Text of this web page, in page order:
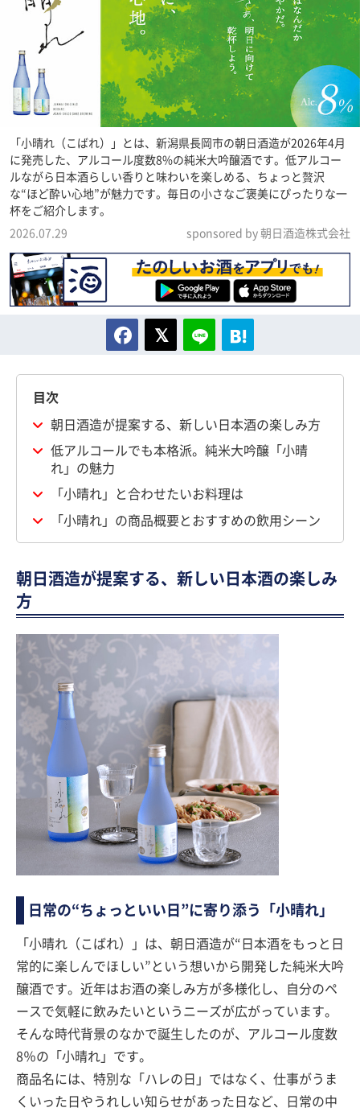
「小晴れ（こばれ）」とは、新潟県長岡市の朝日酒造が2026年4月
に発売した、アルコール度数8%の純米大吟醸酒です。低アルコー
ルながら日本酒らしい香りと味わいを楽しめる、ちょっと贅沢
な“ほど酔い心地”が魅力です。毎日の小さなご褒美にぴったりな一
杯をご紹介します。
2026.07.29
sponsored by 朝日酒造株式会社
目次
朝日酒造が提案する、新しい日本酒の楽しみ方
低アルコールでも本格派。純米大吟醸「小晴
れ」の魅力
「小晴れ」と合わせたいお料理は
「小晴れ」の商品概要とおすすめの飲用シーン
朝日酒造が提案する、新しい日本酒の楽しみ
方
日常の“ちょっといい日”に寄り添う「小晴れ」
「小晴れ（こばれ）」は、朝日酒造が“日本酒をもっと日
常的に楽しんでほしい”という想いから開発した純米大吟
醸酒です。近年はお酒の楽しみ方が多様化し、自分のペ
ースで気軽に飲みたいというニーズが広がっています。
そんな時代背景のなかで誕生したのが、アルコール度数
8％の「小晴れ」です。
商品名には、特別な「ハレの日」ではなく、仕事がうま
くいった日やうれしい知らせがあった日など、日常の中